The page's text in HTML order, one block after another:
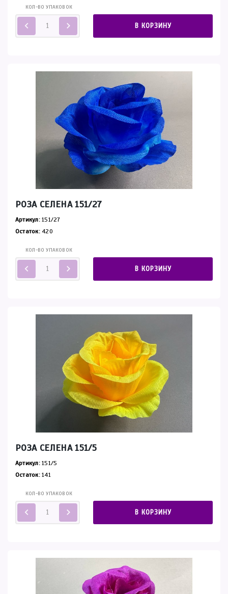
КОЛ-ВО УПАКОВОК
В КОРЗИНУ
РОЗА СЕЛЕНА 151/27
Артикул:151/27
Остаток:420
КОЛ-ВО УПАКОВОК
В КОРЗИНУ
РОЗА СЕЛЕНА 151/5
Артикул:151/5
Остаток:141
КОЛ-ВО УПАКОВОК
В КОРЗИНУ